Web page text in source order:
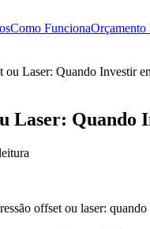
Como FuncionaOrçamento
ou Laser: Quando Investir
Laser: Quando
offset ou laser: